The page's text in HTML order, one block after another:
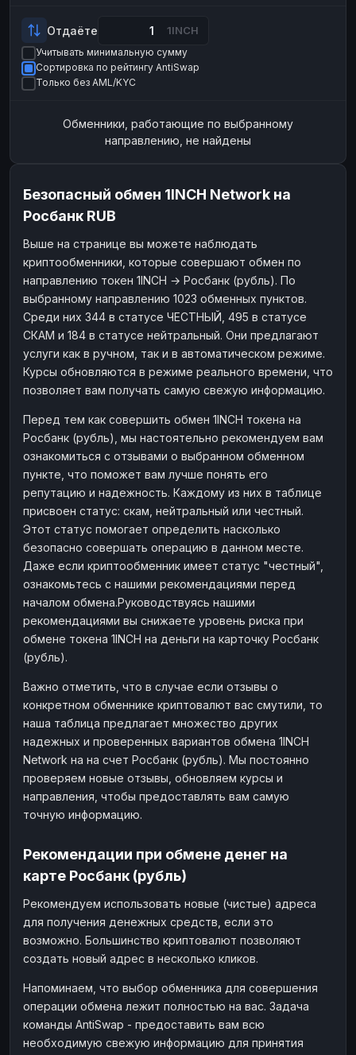
ЮMoney RUB ЮMoney
БАЛАНСЫ КРИПТОБИРЖ
Binance
RUB СБЕР
ДЕНЕЖНЫЕ ПЕРЕВОДЫ
ЗК USD
WU USD
ЗК
WU
НАЛИЧНЫЕ ДЕНЬГИ
Наличные
Наличные USD
Наличные
Наличные USD
Наличные
Отдаёте 1INCH
Учитывать минимальную сумму
Сортировка по рейтингу AntiSwap
Только без AML/KYC
Обменники, работающие по выбранному
направлению, не найдены
Безопасный обмен 1INCH Network на
Росбанк RUB
Выше на странице вы можете наблюдать
криптообменники, которые совершают обмен по
направлению токен 1INCH → Росбанк (рубль). По
выбранному направлению 1023 обменных пунктов.
Среди них 344 в статусе ЧЕСТНЫЙ, 495 в статусе
СКАМ и 184 в статусе нейтральный. Они предлагают
услуги как в ручном, так и в автоматическом режиме.
Курсы обновляются в режиме реального времени, что
позволяет вам получать самую свежую информацию.
Перед тем как совершить обмен 1INCH токена на
Росбанк (рубль), мы настоятельно рекомендуем вам
ознакомиться с отзывами о выбранном обменном
пункте, что поможет вам лучше понять его
репутацию и надежность. Каждому из них в таблице
присвоен статус: скам, нейтральный или честный.
Этот статус помогает определить насколько
безопасно совершать операцию в данном месте.
Даже если криптообменник имеет статус "честный",
ознакомьтесь с нашими рекомендациями перед
началом обмена.Руководствуясь нашими
рекомендациями вы снижаете уровень риска при
обмене токена 1INCH на деньги на карточку Росбанк
(рубль).
Важно отметить, что в случае если отзывы о
конкретном обменнике криптовалют вас смутили, то
наша таблица предлагает множество других
надежных и проверенных вариантов обмена 1INCH
Network на на счет Росбанк (рубль). Мы постоянно
проверяем новые отзывы, обновляем курсы и
направления, чтобы предоставлять вам самую
точную информацию.
Рекомендации при обмене денег на
карте Росбанк (рубль)
Рекомендуем использовать новые (чистые) адреса
для получения денежных средств, если это
возможно. Большинство криптовалют позволяют
создать новый адрес в несколько кликов.
Напоминаем, что выбор обменника для совершения
операции обмена лежит полностью на вас. Задача
команды AntiSwap - предоставить вам всю
необходимую свежую информацию для принятия